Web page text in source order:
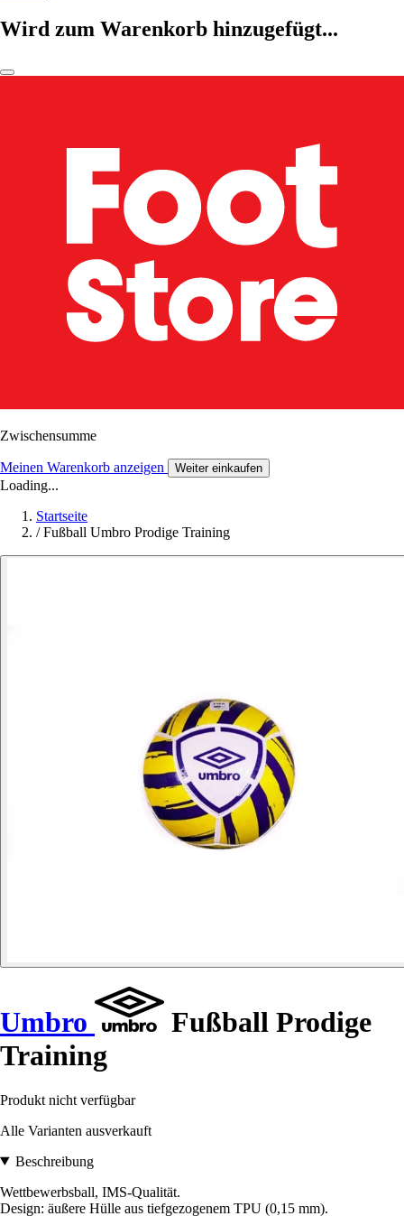
Wird zum Warenkorb hinzugefügt...
Zwischensumme
Meinen Warenkorb anzeigen Weiter einkaufen
Loading...
Startseite
/ Fußball Umbro Prodige Training
Umbro
Fußball Prodige
Training
Produkt nicht verfügbar
Alle Varianten ausverkauft
Beschreibung
Wettbewerbsball, IMS-Qualität.
Design: äußere Hülle aus tiefgezogenem TPU (0,15 mm).